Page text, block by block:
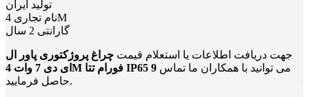
تولید ایران
نام تجاری 4M
گارانتی 2 سال
جهت دریافت اطلاعات یا استعلام قیمت چراغ پروژکتوری پاور ال
ای دی 7 وات 4M فورام تتا IP65 9 می توانید با همکاران ما تماس
حاصل فرمایید.